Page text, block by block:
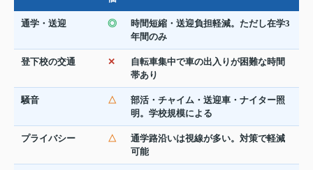
通学・送迎 ◎
時間短縮・送迎負担軽減。ただし在学3
年間のみ
登下校の交通 ✕
自転車集中で車の出入りが困難な時間
帯あり
騒音 △
部活・チャイム・送迎車・ナイター照
明。学校規模による
プライバシー △
通学路沿いは視線が多い。対策で軽減
可能